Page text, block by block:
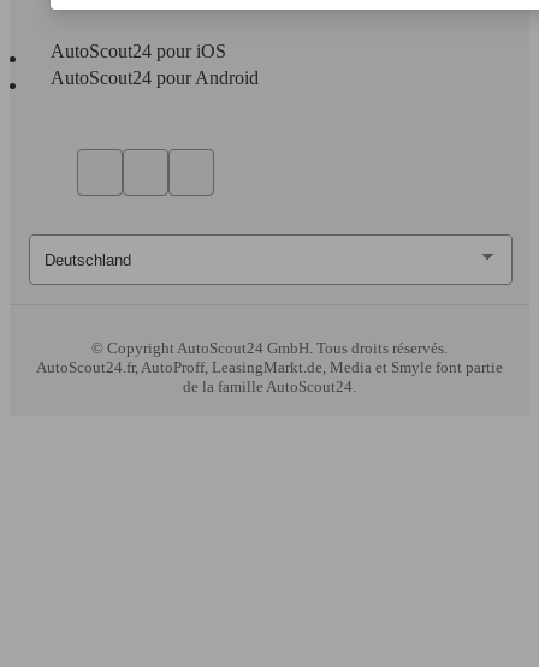
AutoScout24 pour iOS
AutoScout24 pour Android
© CopyrightAutoScout24 GmbH. Tous droits réservés.
AutoScout24.fr, AutoProff, LeasingMarkt.de, Media et Smyle font partie
de la famille AutoScout24.